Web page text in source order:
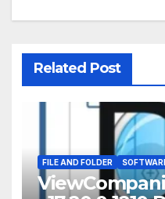
Related Post
FILE AND FOLDER